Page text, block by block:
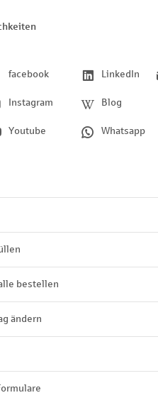
facebook
Instagram
Youtube
LinkedIn
Blog
Whatsapp
bestellen
ändern